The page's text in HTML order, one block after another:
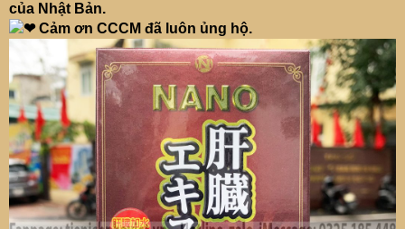
của Nhật Bản.
Cảm ơn CCCM đã luôn ủng hộ.